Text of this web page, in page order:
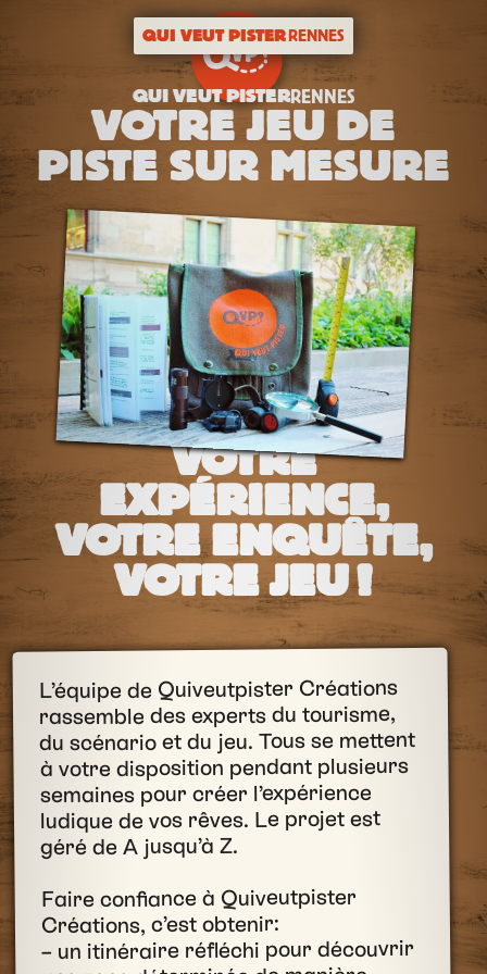
QUI VEUT PISTERRENNES
QUI VEUT PISTERRENNES
VOTRE JEU DE
PISTE SUR MESURE
VOTRE
EXPÉRIENCE,
VOTRE ENQUÊTE,
VOTRE JEU !
L’équipe de Quiveutpister Créations
rassemble des experts du tourisme,
du scénario et du jeu. Tous se mettent
à votre disposition pendant plusieurs
semaines pour créer l’expérience
ludique de vos rêves. Le projet est
géré de A jusqu’à Z.
Faire confiance à Quiveutpister
Créations, c’est obtenir:
– un itinéraire réfléchi pour découvrir